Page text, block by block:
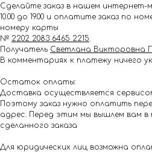
Сделайте заказ в нашем интернет-
10.00 до 19.00 и оплатите заказ по
номеру карты
№ 2202 2083 6465 2215.
Получатель Светлана Викторовна П
В комментариях к платежу ничего
Остаток оплаты:
Доставка осуществляется
Поэтому заказ нужно оплатить
адрес. Перед этим мы вышлем вам
сделанного заказа
Для юридических лиц возможна